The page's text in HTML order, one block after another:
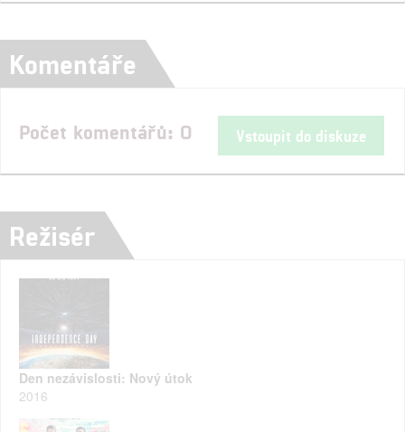
Komentáře
Počet komentářů: 0 Vstoupit do diskuze
Režisér
Den nezávislosti: Nový útok
2016